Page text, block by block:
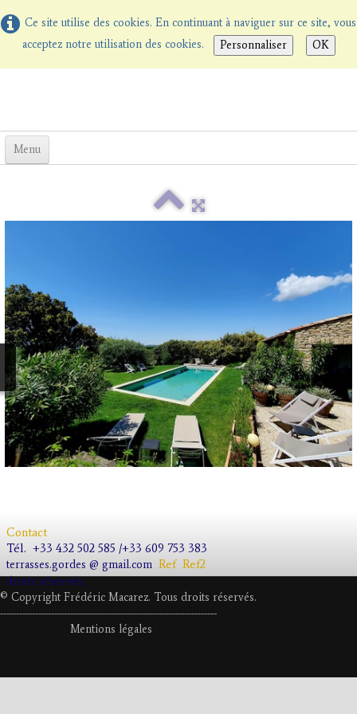
Ce site utilise des cookies. En continuant à naviguer sur ce site, vous
acceptez notre utilisation des cookies.
Personnaliser OK
Menu
▼
Albums photos
Contact
Notre blog
Contact
Tél. +33 432 502 585 /+33 609 753 383
terrasses.gordes @ gmail.com Ref Ref2
droits réservés.
© Copyright Frédéric Macarez. Tous droits réservés.
--------------------------------------------------------------------
Mentions légales